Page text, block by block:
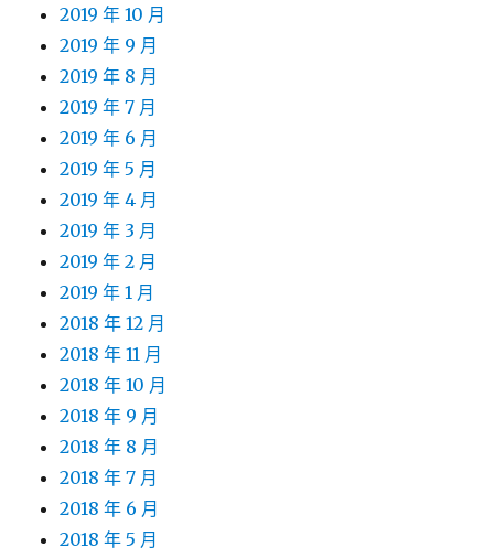
2019 年 10 月
2019 年 9 月
2019 年 8 月
2019 年 7 月
2019 年 6 月
2019 年 5 月
2019 年 4 月
2019 年 3 月
2019 年 2 月
2019 年 1 月
2018 年 12 月
2018 年 11 月
2018 年 10 月
2018 年 9 月
2018 年 8 月
2018 年 7 月
2018 年 6 月
2018 年 5 月